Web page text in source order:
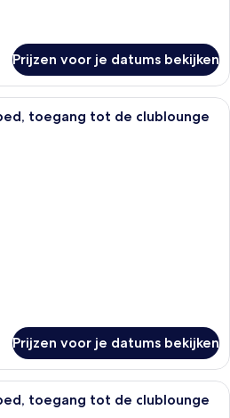
Prijzen voor je datums bekijken
Een moderne hotelkamer met een
toegang tot de clublounge
Prijzen voor je datums bekijken
Een hotelkamer met een groot bed,
toegang tot de clublounge